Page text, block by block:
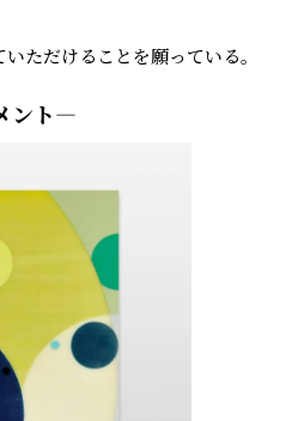
ただけることを願っている。
ント―